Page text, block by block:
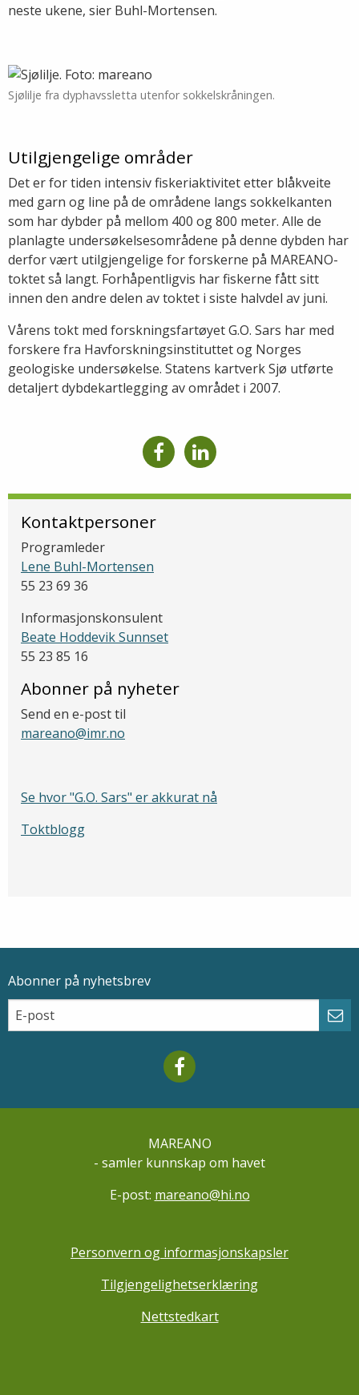
neste ukene, sier Buhl-Mortensen.
Sjølilje fra dyphavssletta utenfor sokkelskråningen.
Utilgjengelige områder
Det er for tiden intensiv fiskeriaktivitet etter blåkveite
med garn og line på de områdene langs sokkelkanten
som har dybder på mellom 400 og 800 meter. Alle de
planlagte undersøkelsesområdene på denne dybden har
derfor vært utilgjengelige for forskerne på MAREANO-
toktet så langt. Forhåpentligvis har fiskerne fått sitt
innen den andre delen av toktet i siste halvdel av juni.
Vårens tokt med forskningsfartøyet G.O. Sars har med
forskere fra Havforskningsinstituttet og Norges
geologiske undersøkelse. Statens kartverk Sjø utførte
detaljert dybdekartlegging av området i 2007.
Kontaktpersoner
Programleder
Lene Buhl-Mortensen
55 23 69 36
Informasjonskonsulent
Beate Hoddevik Sunnset
55 23 85 16
Abonner på nyheter
Send en e-post til
mareano@imr.no
Se hvor "G.O. Sars" er akkurat nå
Toktblogg
Epostadresse
Abonner på nyhetsbrev
Email
Mareano facebook
MAREANO
- samler kunnskap om havet
E-post: mareano@hi.no
Personvern og informasjonskapsler
Tilgjengelighetserklæring
Nettstedkart